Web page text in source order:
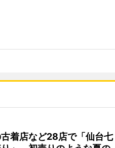
着店など28店で「仙台七